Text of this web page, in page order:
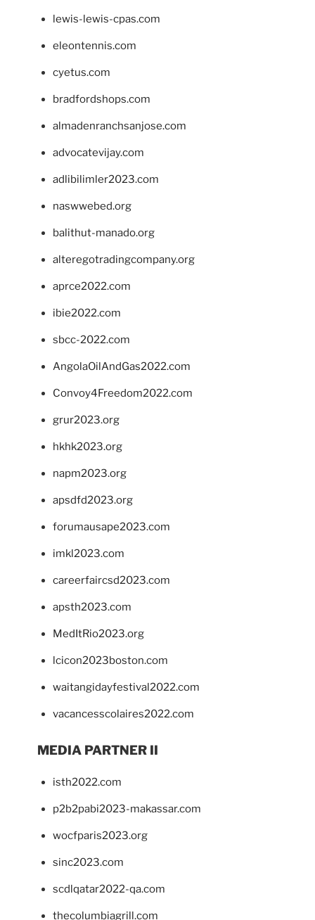
lewis-lewis-cpas.com
eleontennis.com
cyetus.com
bradfordshops.com
almadenranchsanjose.com
advocatevijay.com
adlibilimler2023.com
naswwebed.org
balithut-manado.org
alteregotradingcompany.org
aprce2022.com
ibie2022.com
sbcc-2022.com
AngolaOilAndGas2022.com
Convoy4Freedom2022.com
grur2023.org
hkhk2023.org
napm2023.org
apsdfd2023.org
forumausape2023.com
imkl2023.com
careerfaircsd2023.com
apsth2023.com
MedItRio2023.org
lcicon2023boston.com
waitangidayfestival2022.com
vacancesscolaires2022.com
MEDIA PARTNER II
isth2022.com
p2b2pabi2023-makassar.com
wocfparis2023.org
sinc2023.com
scdlqatar2022-qa.com
thecolumbiagrill.com